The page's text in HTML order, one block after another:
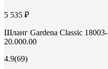
5 535 ₽
Шланг Gardena Classic 18003-
20.000.00
4.9(69)